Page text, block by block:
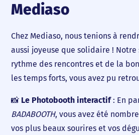
Mediaso
Chez Mediaso, nous tenions à
aussi joyeuse que solidaire ! Notre
rythme des rencontres et de la
les temps forts, vous avez pu
📸 Le Photobooth interactif: En
BADABOOTH, vous avez été
vos plus beaux sourires et vos